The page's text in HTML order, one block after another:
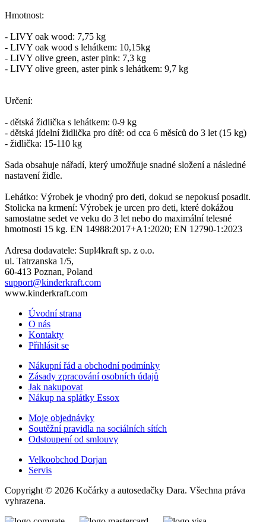
Hmotnost:
- LIVY oak wood: 7,75 kg
- LIVY oak wood s lehátkem: 10,15kg
- LIVY olive green, aster pink: 7,3 kg
- LIVY olive green, aster pink s lehátkem: 9,7 kg
Určení:
- dětská židlička s lehátkem: 0-9 kg
- dětská jídelní židlička pro dítě: od cca 6 měsíců do 3 let (15 kg)
- židlička: 15-110 kg
Sada obsahuje nářadí, který umožňuje snadné složení a následné
nastavení židle.
Lehátko: Výrobek je vhodný pro deti, dokud se nepokusí posadit.
Stolicka na krmení: Výrobek je urcen pro deti, které dokážou
samostatne sedet ve veku do 3 let nebo do maximální telesné
hmotnosti 15 kg. EN 14988:2017+A1:2020; EN 12790-1:2023
Adresa dodavatele: Supl4kraft sp. z o.o.
ul. Tatrzanska 1/5,
60-413 Poznan, Poland
support@kinderkraft.com
www.kinderkraft.com
Úvodní strana
O nás
Kontakty
Přihlásit se
Nákupní řád a obchodní podmínky
Zásady zpracování osobních údajů
Jak nakupovat
Nákup na splátky Essox
Moje objednávky
Soutěžní pravidla na sociálních sítích
Odstoupení od smlouvy
Velkoobchod Dorjan
Servis
Copyright © 2026 Kočárky a autosedačky Dara. Všechna práva
vyhrazena.